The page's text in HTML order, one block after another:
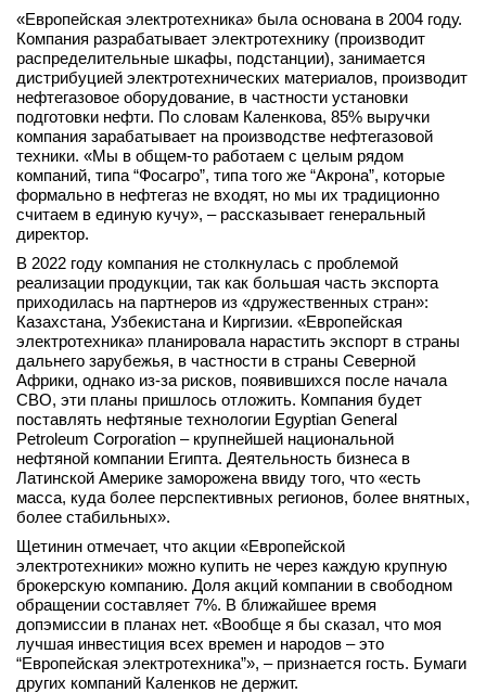
Интервью
вконтакте
телеграм
Стать автором
Вход
«Европейская электротехника» была основана в 2004 году.
Компания разрабатывает электротехнику (производит
распределительные шкафы, подстанции), занимается
дистрибуцией электротехнических материалов, производит
нефтегазовое оборудование, в частности установки
подготовки нефти. По словам Каленкова, 85% выручки
компания зарабатывает на производстве нефтегазовой
техники. «Мы в общем-то работаем с целым рядом
компаний, типа “Фосагро”, типа того же “Акрона”, которые
формально в нефтегаз не входят, но мы их традиционно
считаем в единую кучу», – рассказывает генеральный
директор.
В 2022 году компания не столкнулась с проблемой
реализации продукции, так как большая часть экспорта
приходилась на партнеров из «дружественных стран»:
Казахстана, Узбекистана и Киргизии. «Европейская
электротехника» планировала нарастить экспорт в страны
дальнего зарубежья, в частности в страны Северной
Африки, однако из-за рисков, появившихся после начала
СВО, эти планы пришлось отложить. Компания будет
поставлять нефтяные технологии Egyptian General
Petroleum Corporation – крупнейшей национальной
нефтяной компании Египта. Деятельность бизнеса в
Латинской Америке заморожена ввиду того, что «есть
масса, куда более перспективных регионов, более внятных,
более стабильных».
Щетинин отмечает, что акции «Европейской
электротехники» можно купить не через каждую крупную
брокерскую компанию. Доля акций компании в свободном
обращении составляет 7%. В ближайшее время
допэмиссии в планах нет. «Вообще я бы сказал, что моя
лучшая инвестиция всех времен и народов – это
“Европейская электротехника”», – признается гость. Бумаги
других компаний Каленков не держит.